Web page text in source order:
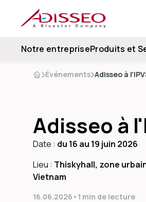
Notre entrepriseProduits et
Événements Adisseo à
Adisseo à
Date : du 16 au 19 juin 2026
Lieu : Thiskyhall, zone
Vietnam
16.06.2026 • 1 min de lecture